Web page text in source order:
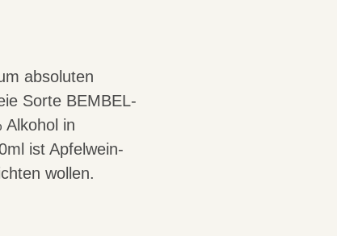
absoluten
Sorte BEMBEL-
in
ist Apfelwein-
wollen.